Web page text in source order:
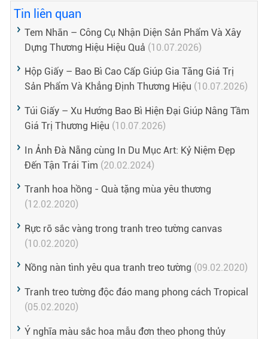
Tin liên quan
Tem Nhãn – Công Cụ Nhận Diện Sản Phẩm Và Xây
Dựng Thương Hiệu Hiệu Quả (10.07.2026)
Hộp Giấy – Bao Bì Cao Cấp Giúp Gia Tăng Giá Trị
Sản Phẩm Và Khẳng Định Thương Hiệu (10.07.2026)
Túi Giấy – Xu Hướng Bao Bì Hiện Đại Giúp Nâng Tầm
Giá Trị Thương Hiệu (10.07.2026)
In Ảnh Đà Nẵng cùng In Du Mục Art: Kỷ Niệm Đẹp
Đến Tận Trái Tim (20.02.2024)
Tranh hoa hồng - Quà tặng mùa yêu thương
(12.02.2020)
Rực rỡ sắc vàng trong tranh treo tường canvas
(10.02.2020)
Nồng nàn tình yêu qua tranh treo tường (09.02.2020)
Tranh treo tường độc đáo mang phong cách Tropical
(05.02.2020)
Ý nghĩa màu sắc hoa mẫu đơn theo phong thủy